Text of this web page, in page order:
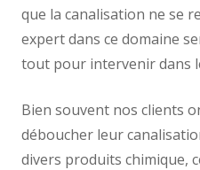
que la canalisation ne se
expert dans ce domaine
tout pour intervenir dans
Bien souvent nos clients
déboucher leur
divers produits chimique,